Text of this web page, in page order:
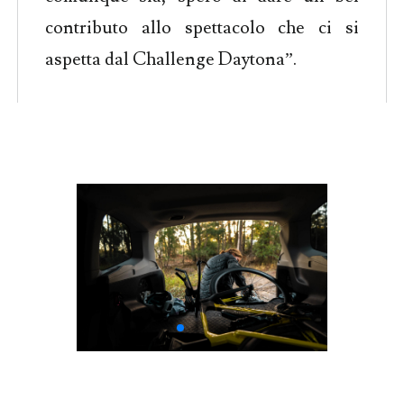
contributo allo spettacolo che ci si
aspetta dal Challenge Daytona”.